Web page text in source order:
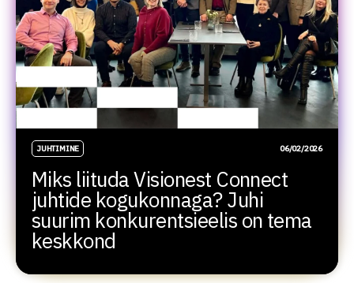
JUHTIMINE 06/02/2026
Miks liituda Visionest Connect
juhtide kogukonnaga? Juhi
suurim konkurentsieelis on tema
keskkond